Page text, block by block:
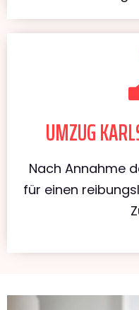
UMZUG
Nach Annahme
für einen